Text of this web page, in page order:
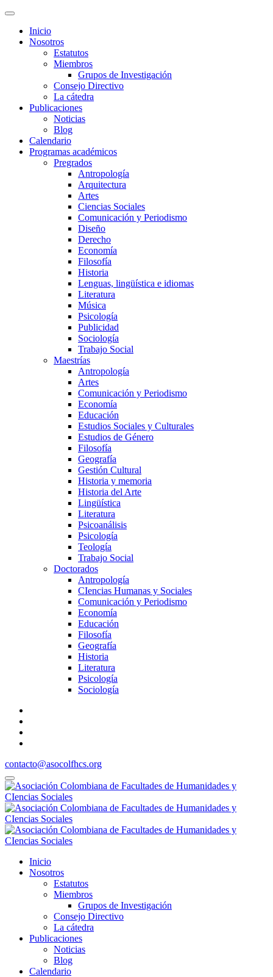
Inicio
Nosotros
Estatutos
Miembros
Grupos de Investigación
Consejo Directivo
La cátedra
Publicaciones
Noticias
Blog
Calendario
Programas académicos
Pregrados
Antropología
Arquitectura
Artes
Ciencias Sociales
Comunicación y Periodismo
Diseño
Derecho
Economía
Filosofía
Historia
Lenguas, lingüística e idiomas
Literatura
Música
Psicología
Publicidad
Sociología
Trabajo Social
Maestrías
Antropología
Artes
Comunicación y Periodismo
Economía
Educación
Estudios Sociales y Culturales
Estudios de Género
Filosofía
Geografía
Gestión Cultural
Historia y memoria
Historia del Arte
Lingüística
Literatura
Psicoanálisis
Psicología
Teología
Trabajo Social
Doctorados
Antropología
CIencias Humanas y Sociales
Comunicación y Periodismo
Economía
Educación
Filosofía
Geografía
Historia
Literatura
Psicología
Sociología
contacto@asocolfhcs.org
Inicio
Nosotros
Estatutos
Miembros
Grupos de Investigación
Consejo Directivo
La cátedra
Publicaciones
Noticias
Blog
Calendario